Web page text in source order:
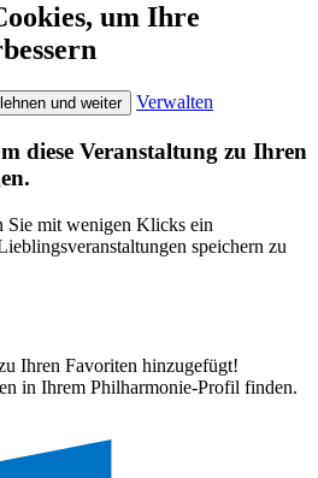
um Ihre
und weiter Verwalten
diese Veranstaltung zu Ihren
Sie mit wenigen Klicks ein
speichern zu
Ihren Favoriten hinzugefügt!
in Ihrem Philharmonie-Profil finden.